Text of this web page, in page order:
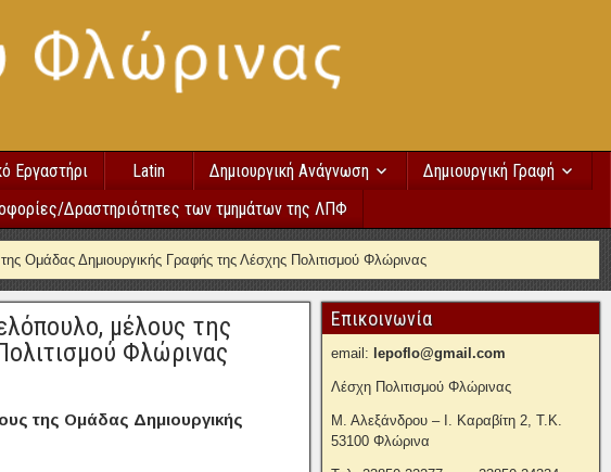
Εργαστήρι Latin Δημιουργική Ανάγνωση
Δημιουργική Γραφή
Δραστηριότητες των τμημάτων της ΛΠΦ
Ομάδας Δημιουργικής Γραφής της Λέσχης Πολιτισμού Φλώρινας
μέλους της
Φλώρινας
της Ομάδας Δημιουργικής
Επικοινωνία
email: lepoflo@gmail.com
Λέσχη Πολιτισμού Φλώρινας
Μ. Αλεξάνδρου – Ι. Καραβίτη 2, Τ.Κ.
53100 Φλώρινα